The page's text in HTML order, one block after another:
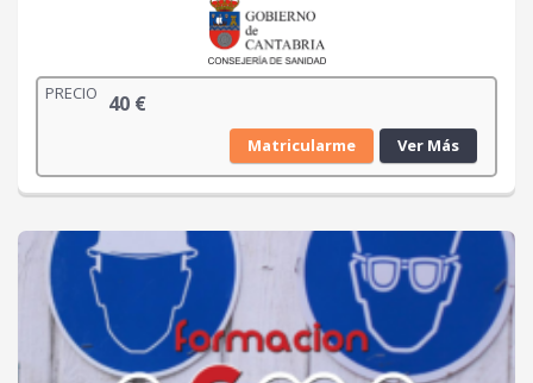
PRECIO 40 €
Matricularme Ver Más